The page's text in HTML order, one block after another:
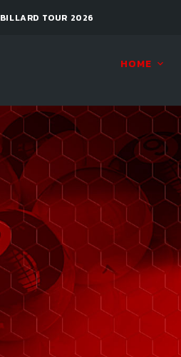
ARAMITH POT OPEN
HOME